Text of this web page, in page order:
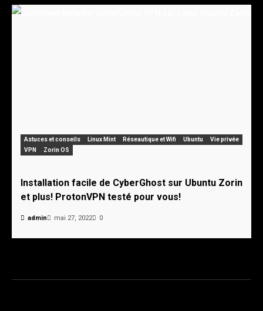
Astuces et conseils Linux Mint Réseautique et Wifi Ubuntu
Vie privée
VPN
Zorin OS
Installation facile de CyberGhost sur Ubuntu Zorin
et plus! ProtonVPN testé pour vous!
admin mai 27, 2022 0